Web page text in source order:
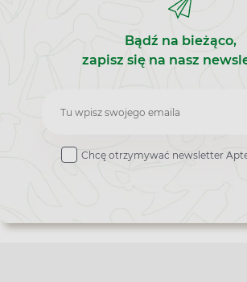
Bądź na bieżąco,
zapisz się na nasz
Zapisz
do
Chcę otrzymywać newsletter